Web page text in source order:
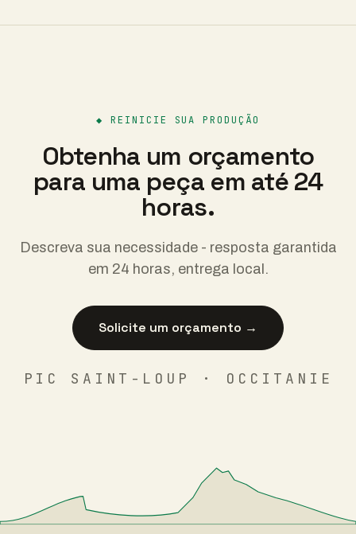
◆ REINICIE SUA PRODUÇÃO
Obtenha um orçamento
para uma peça em até 24
horas.
Descreva sua necessidade - resposta garantida
em 24 horas, entrega local.
Solicite um orçamento →
PIC SAINT-LOUP · OCCITANIE